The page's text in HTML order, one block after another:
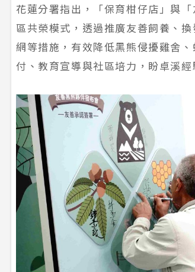
花蓮分署指出，「保育柑仔店」與
區共榮模式，透過推廣友善飼養、
網等措施，有效降低黑熊侵擾雞舍
付、教育宣導與社區培力，盼卓溪經